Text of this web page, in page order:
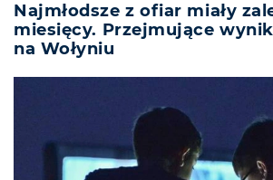
Najmłodsze z ofiar miały
miesięcy. Przejmujące
na Wołyniu